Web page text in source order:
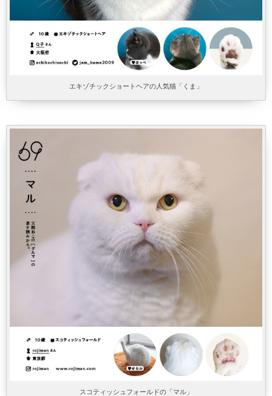
エキゾチックショートヘアの人気猫「くま」
スコティッシュフォールドの「マル」